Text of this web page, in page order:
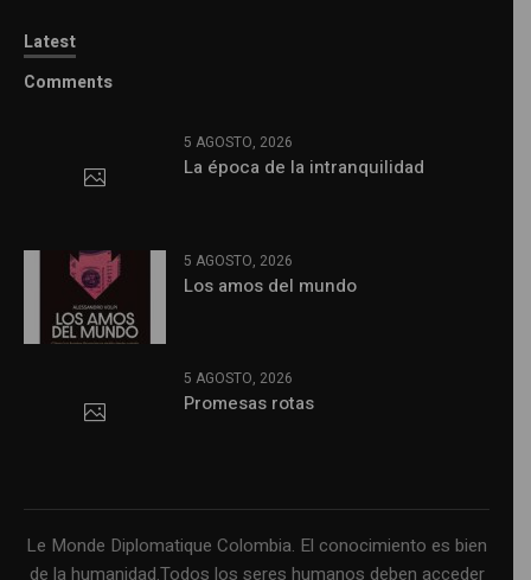
Latest
Comments
5 AGOSTO, 2026
La época de la intranquilidad
5 AGOSTO, 2026
Los amos del mundo
5 AGOSTO, 2026
Promesas rotas
Le Monde Diplomatique Colombia. El conocimiento es bien
de la humanidad.Todos los seres humanos deben acceder